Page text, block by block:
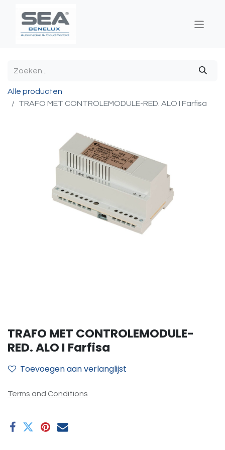
Alle producten
TRAFO MET CONTROLEMODULE-RED. ALO I Farfisa
TRAFO MET CONTROLEMODULE-
RED. ALO I Farfisa
Toevoegen aan verlanglijst
Terms and Conditions